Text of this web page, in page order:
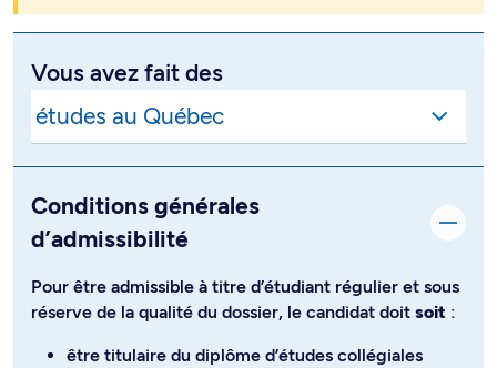
Vous avez fait des
Conditions générales
d’admissibilité
Pour être admissible à titre d’étudiant régulier et sous
réserve de la qualité du dossier, le candidat doit soit :
être titulaire du diplôme d’études collégiales